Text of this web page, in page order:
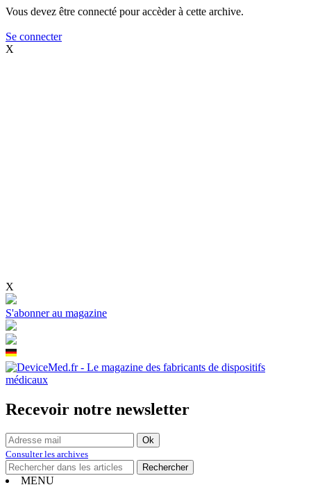
Vous devez être connecté pour accèder à cette archive.
Se connecter
X
X
S'abonner au magazine
Recevoir notre newsletter
Consulter les archives
MENU